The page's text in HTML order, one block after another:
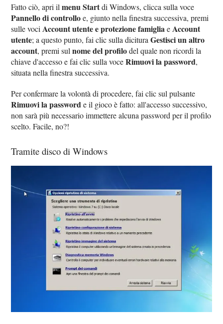
Fatto ciò, apri ilmenu Startdi Windows, clicca sulla voce
Pannello di controlloe, giunto nella finestra successiva, premi
sulle voci Account utente e protezione famigliae Account
utente; a questo punto, fai clic sulla dicituraGestisci un altro
account, premi sulnome del profilodel quale non ricordi la
chiave d'accesso e fai clic sulla voceRimuovi la password,
situata nella finestra successiva.
Per confermare la volontà di procedere, fai clic sul pulsante
Rimuovi la passworde il gioco è fatto: all'accesso successivo,
non sarà più necessario immettere alcuna password per il profilo
scelto. Facile, no?!
Tramite disco di Windows